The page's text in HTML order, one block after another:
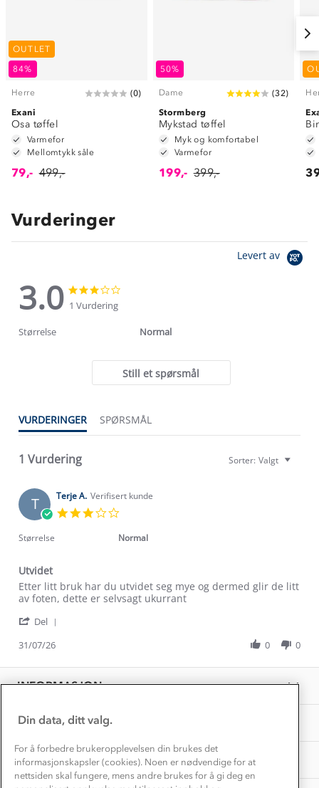
OUTLET
84%
Herre (0)
Exani
Osa tøffel
Varmefor
Mellomtykk såle
79,- 499,-
50%
Dame (32)
Stormberg
Mykstad tøffel
Myk og komfortabel
Varmefor
199,- 399,-
Vurderinger
Levert av
3.0
3.0
star
rating
1 Vurdering
Størrelse Normal
Still et spørsmål
VURDERINGER SPØRSMÅL
1 Vurdering Sorter: Valgt
T Terje A. Verifisert kunde
rating
Størrelse Normal
Utvidet
Review
by
A.
31
2026
review
stating
Etter litt bruk har du utvidet seg mye og dermed glir de litt
av foten, dette er selvsagt ukurrant
Del
Terje
A.
Jul
2026
31/07/26 0 0
INFORMASJON
Kundeservice
Kundeklubb
Våre butikker
Bedrift, barnehage og SFO
Presse
OM OSS
Om Stormberg
Verdigrunnlag
Etisk handel
Dyreetikk
1% til samfunnet
Inkludering
Materialer
Personvern
Samarbeide med oss?
TIPS OG RÅD
Trelagsprinsippet barn
Alt du trenger til Norgesferien
Gravidklær
Hvordan velge riktig turtøy?
Store størrelser
Turmat oppskrifter
Beredskap
Få turinspirasjon og tips her⛰
Overnatte utendørs⛺
Leirskole 🥾
Barnehageansatt
Tips til hyttetur
Din data, ditt valg.
For å forbedre brukeropplevelsen din brukes det
informasjonskapsler (cookies). Noen er nødvendige for at
nettsiden skal fungere, mens andre brukes for å gi deg en